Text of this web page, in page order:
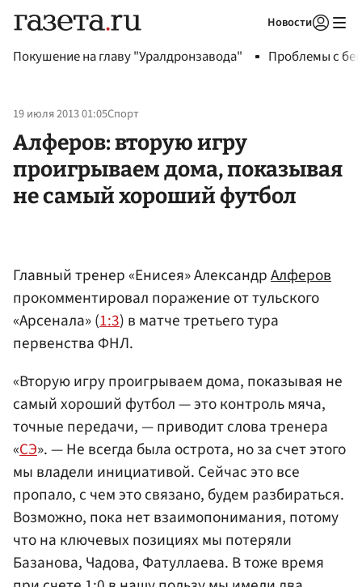
Новости
Покушение на главу "Уралдронзавода" Проблемы с
19 июля 2013 01:05Спорт
Алферов: вторую игру
проигрываем дома, показывая
не самый хороший футбол
Главный тренер «Енисея» АлександрАлферов
прокомментировал поражение от тульского
«Арсенала» (1:3) в матче третьего тура
первенства ФНЛ.
«Вторую игру проигрываем дома, показывая не
самый хороший футбол — это контроль мяча,
точные передачи, — приводит слова тренера
«СЭ». — Не всегда была острота, но за счет этого
мы владели инициативой. Сейчас это все
пропало, с чем это связано, будем разбираться.
Возможно, пока нет взаимопонимания, потому
что на ключевых позициях мы потеряли
Базанова, Чадова, Фатуллаева. В тоже время